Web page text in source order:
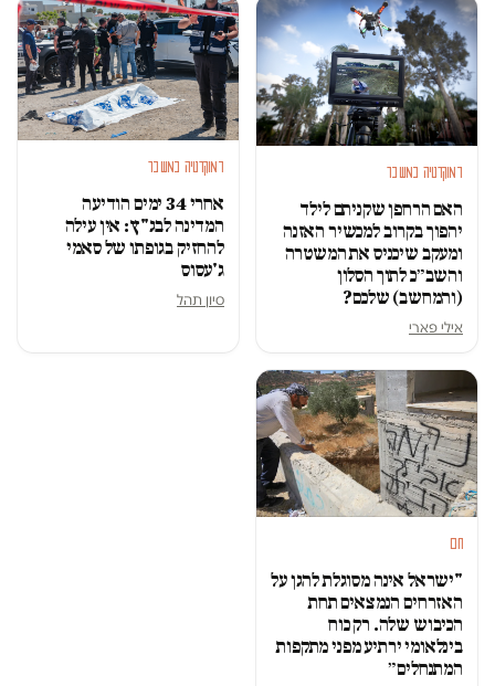
דמוקרטיה במשבר
האם הרחפן שקניתם לילד
יהפוך בקרוב למכשיר האזנה
ומעקב שיכניס את המשטרה
והשב״כ לתוך הסלון
(והמחשב) שלכם?
אילי פארי
דמוקרטיה במשבר
אחרי 34 ימים הודיעה
המדינה לבג"ץ: אין עילה
להחזיק בגופתו של סאמי
ג'עסוס
סיון תהל
חם
"ישראל אינה מסוגלת להגן על
האזרחים הנמצאים תחת
הכיבוש שלה. רק כוח
בינלאומי ירתיע מפני מתקפות
המתנחלים״